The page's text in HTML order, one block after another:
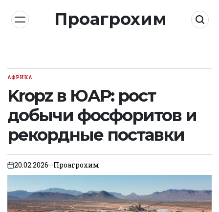
content
Проагрохим
POSTED
АФРИКА
Kropz в ЮАР: рост
добычи фосфоритов и
рекордные поставки
on20.02.2026 Проагрохим